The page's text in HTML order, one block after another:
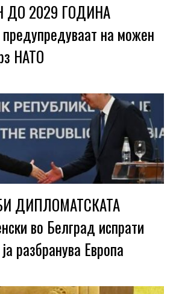
ДО 2029 ГОДИНА
на можен
НАТО
ДИПЛОМАТСКАТА
во Белград испрати
разбранува Европа